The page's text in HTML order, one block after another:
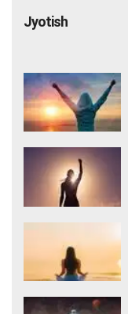
Jyotish